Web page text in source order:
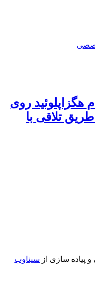
هگزاپلوئید روی
طریق تلاقی با
پیاده سازی از سیناوب